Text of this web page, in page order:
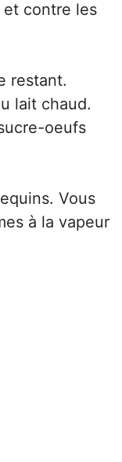
contre les
restant.
lait chaud.
oeufs
Vous
à la vapeur